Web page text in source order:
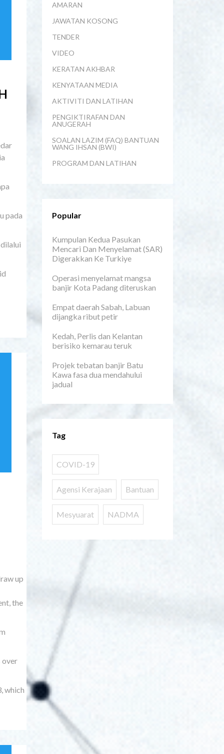
pada
up
the
over
which
AMARAN
JAWATAN KOSONG
TENDER
VIDEO
KERATAN AKHBAR
KENYATAAN MEDIA
AKTIVITI DAN LATIHAN
PENGIKTIRAFAN DAN
ANUGERAH
SOALAN LAZIM (FAQ) BANTUAN
WANG IHSAN (BWI)
PROGRAM DAN LATIHAN
Popular
Kumpulan Kedua Pasukan
Mencari Dan Menyelamat (SAR)
Digerakkan Ke Turkiye
Operasi menyelamat mangsa
banjir Kota Padang diteruskan
Empat daerah Sabah, Labuan
dijangka ribut petir
Kedah, Perlis dan Kelantan
berisiko kemarau teruk
Projek tebatan banjir Batu
Kawa fasa dua mendahului
jadual
Tag
COVID-19
Agensi Kerajaan Bantuan
Mesyuarat NADMA